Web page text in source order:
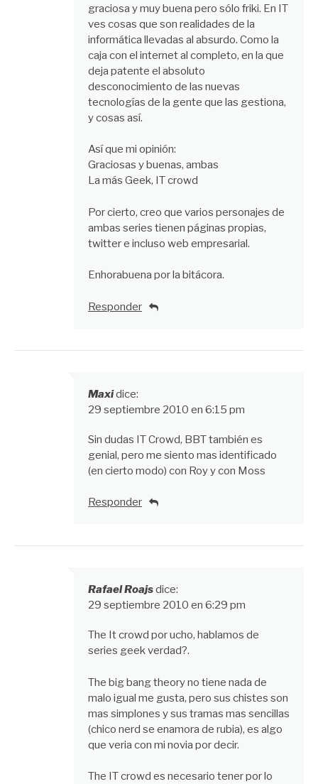
graciosa y muy buena pero sólo friki. En IT
ves cosas que son realidades de la
informática llevadas al absurdo. Como la
caja con el internet al completo, en la que
deja patente el absoluto
desconocimiento de las nuevas
tecnologías de la gente que las gestiona,
y cosas así.
Así que mi opinión:
Graciosas y buenas, ambas
La más Geek, IT crowd
Por cierto, creo que varios personajes de
ambas series tienen páginas propias,
twitter e incluso web empresarial.
Enhorabuena por la bitácora.
Responder
Maxidice:
29 septiembre 2010 en 6:15 pm
Sin dudas IT Crowd, BBT también es
genial, pero me siento mas identificado
(en cierto modo) con Roy y con Moss
Responder
Rafael Roajsdice:
29 septiembre 2010 en 6:29 pm
The It crowd por ucho, hablamos de
series geek verdad?.
The big bang theory no tiene nada de
malo igual me gusta, pero sus chistes son
mas simplones y sus tramas mas sencillas
(chico nerd se enamora de rubia), es algo
que veria con mi novia por decir.
The IT crowd es necesario tener por lo